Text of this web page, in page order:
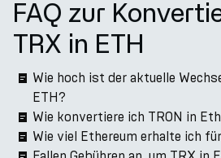
FAQ zur
TRX in ETH
Wie hoch ist der aktuelle
ETH?
Wie konvertiere ich TRON in
Wie viel Ethereum erhalte ich für